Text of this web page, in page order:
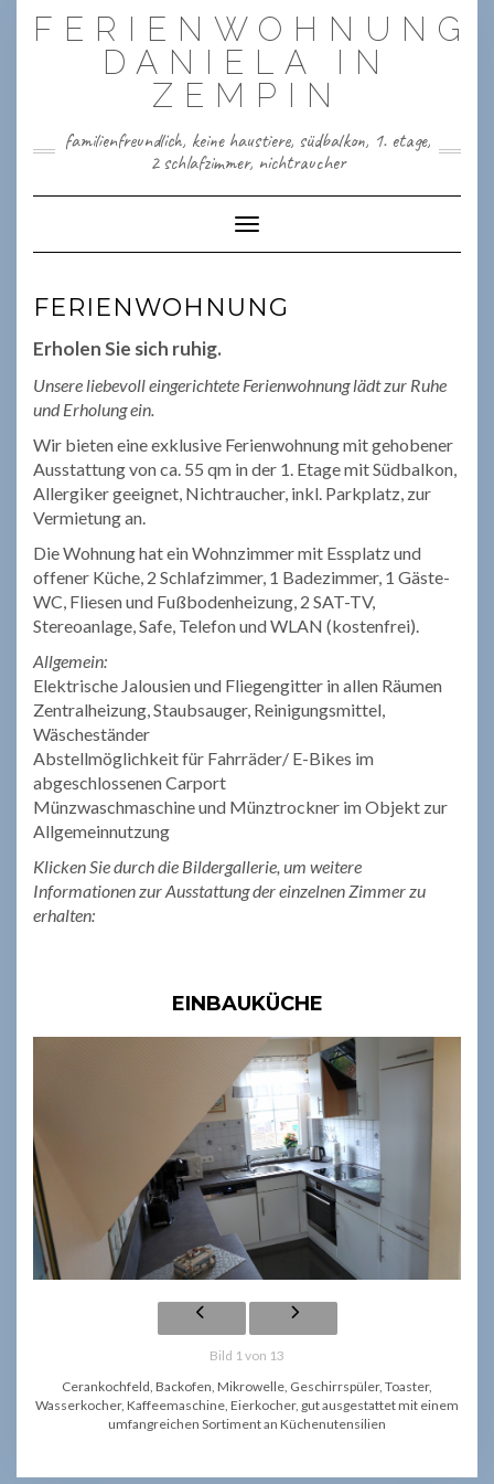
FERIENWOHNUNG
DANIELA IN
ZEMPIN
familienfreundlich, keine haustiere, südbalkon, 1. etage,
2 schlafzimmer, nichtraucher
Toggle Navigation
FERIENWOHNUNG
Erholen Sie sich ruhig.
Unsere liebevoll eingerichtete Ferienwohnung lädt zur Ruhe
und Erholung ein.
Wir bieten eine exklusive Ferienwohnung mit gehobener
Ausstattung von ca. 55 qm in der 1. Etage mit Südbalkon,
Allergiker geeignet, Nichtraucher, inkl. Parkplatz, zur
Vermietung an.
Die Wohnung hat ein Wohnzimmer mit Essplatz und
offener Küche, 2 Schlafzimmer, 1 Badezimmer, 1 Gäste-
WC, Fliesen und Fußbodenheizung, 2 SAT-TV,
Stereoanlage, Safe, Telefon und WLAN (kostenfrei).
Allgemein:
Elektrische Jalousien und Fliegengitter in allen Räumen
Zentralheizung, Staubsauger, Reinigungsmittel,
Wäscheständer
Abstellmöglichkeit für Fahrräder/ E-Bikes im
abgeschlossenen Carport
Münzwaschmaschine und Münztrockner im Objekt zur
Allgemeinnutzung
Klicken Sie durch die Bildergallerie, um weitere
Informationen zur Ausstattung der einzelnen Zimmer zu
erhalten:
EINBAUKÜCHE
Bild 1 von 13
Cerankochfeld, Backofen, Mikrowelle, Geschirrspüler, Toaster,
Wasserkocher, Kaffeemaschine, Eierkocher, gut ausgestattet mit einem
umfangreichen Sortiment an Küchenutensilien